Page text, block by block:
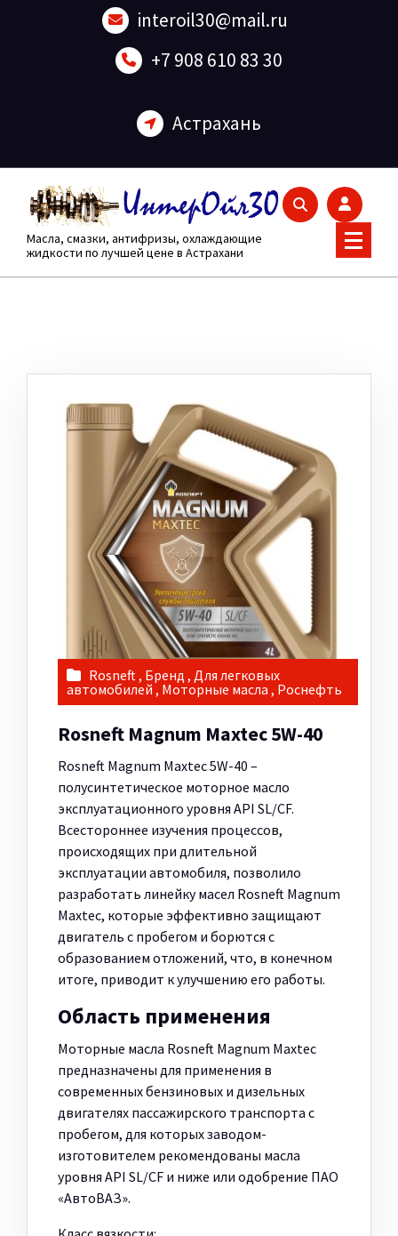
interoil30@mail.ru
+7 908 610 83 30
Астрахань
Масла, смазки, антифризы, охлаждающие
жидкости по лучшей цене в Астрахани
Rosneft, Бренд , Для легковых
автомобилей , Моторные масла , Роснефть
Rosneft Magnum Maxtec 5W-40
Rosneft Magnum Maxtec 5W-40 –
полусинтетическое моторное масло
эксплуатационного уровня API SL/CF.
Всестороннее изучения процессов,
происходящих при длительной
эксплуатации автомобиля, позволило
разработать линейку масел Rosneft Magnum
Maxtec, которые эффективно защищают
двигатель с пробегом и борются с
образованием отложений, что, в конечном
итоге, приводит к улучшению его работы.
Область применения
Моторные масла Rosneft Magnum Maxtec
предназначены для применения в
современных бензиновых и дизельных
двигателях пассажирского транспорта с
пробегом, для которых заводом-
изготовителем рекомендованы масла
уровня API SL/CF и ниже или одобрение ПАО
«АвтоВАЗ».